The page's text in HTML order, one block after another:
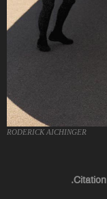
RODERICK AICHINGER